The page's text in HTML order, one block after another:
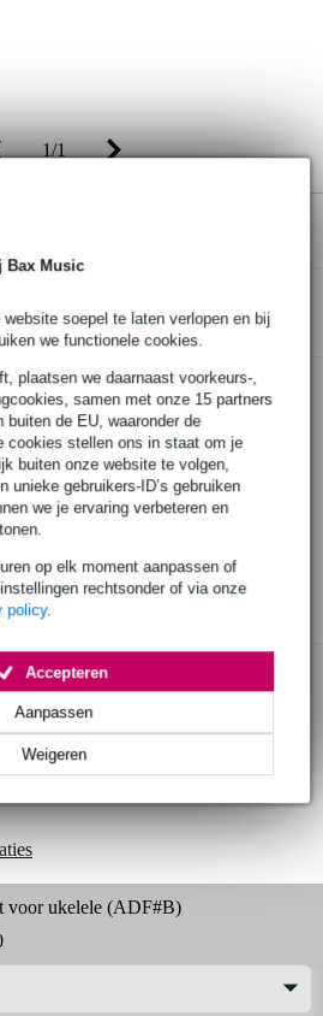
Bax Music
soepel te laten verlopen en bij
we functionele cookies.
plaatsen we daarnaast voorkeurs-,
samen met onze 15 partners
buiten de EU, waaronder de
cookies stellen ons in staat om je
buiten onze website te volgen,
unieke gebruikers-ID’s gebruiken
we je ervaring verbeteren en
op elk moment aanpassen of
rechtsonder of via onze
policy.
Weigeren
Aanpassen
Accepteren
1/1
de leverancier
In winkelwagen
circa 3 werkdagen in huis
terug' garantie
voor ukelele (ADF#B)